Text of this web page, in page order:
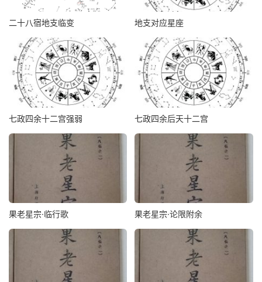
二十八宿地支临变 地支对应星座
七政四余十二宫强弱 七政四余后天十二宫
果老星宗·临行歌 果老星宗·论限附余